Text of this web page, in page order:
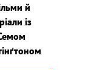
й
із